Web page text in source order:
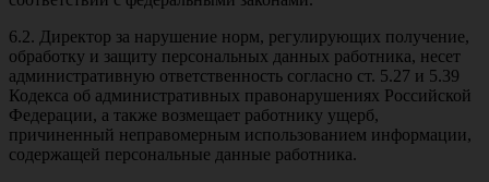
6.2. Директор за нарушение норм, регулирующих получение,
обработку и защиту персональных данных работника, несет
административную ответственность согласно ст. 5.27 и 5.39
Кодекса об административных правонарушениях Российской
Федерации, а также возмещает работнику ущерб,
причиненный неправомерным использованием информации,
содержащей персональные данные работника.